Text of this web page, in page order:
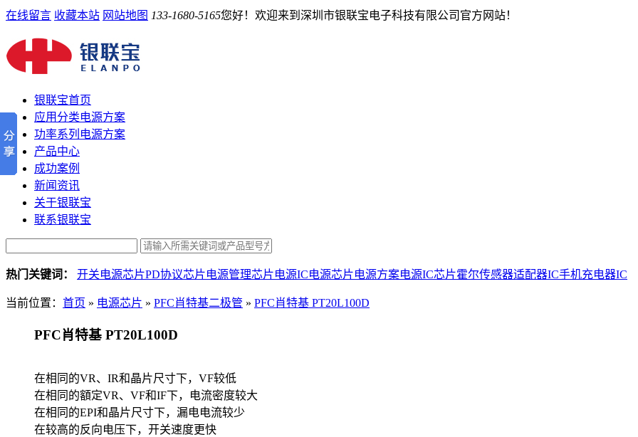
在线留言 收藏本站 网站地图 133-1680-5165您好！欢迎来到深圳市银联宝电子科技有限公司官方网站！
银联宝首页
应用分类电源方案
功率系列电源方案
产品中心
成功案例
新闻资讯
关于银联宝
联系银联宝
热门关键词： 开关电源芯片PD协议芯片电源管理芯片电源IC电源芯片电源方案电源IC芯片霍尔传感器适配器IC手机充电器IC
当前位置： 首页 » 电源芯片 » PFC肖特基二极管 » PFC肖特基 PT20L100D
PFC肖特基 PT20L100D
在相同的VR、IR和晶片尺寸下，VF较低
在相同的額定VR、VF和IF下，电流密度较大
在相同的EPI和晶片尺寸下，漏电电流较少
在较高的反向电压下，开关速度更快